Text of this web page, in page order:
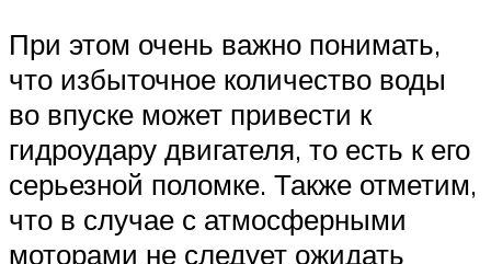
При этом очень важно понимать,
что избыточное количество воды
во впуске может привести к
гидроудару двигателя, то есть к его
серьезной поломке. Также отметим,
что в случае с атмосферными
моторами не следует ожидать